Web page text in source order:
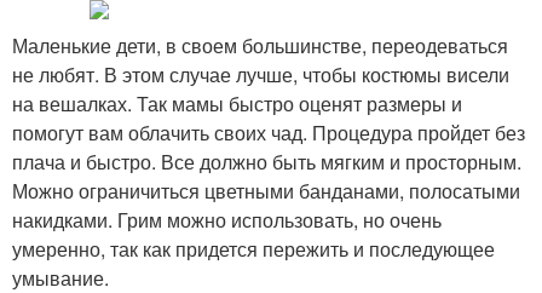
Маленькие дети, в своем большинстве, переодеваться
не любят. В этом случае лучше, чтобы костюмы висели
на вешалках. Так мамы быстро оценят размеры и
помогут вам облачить своих чад. Процедура пройдет без
плача и быстро. Все должно быть мягким и просторным.
Можно ограничиться цветными банданами, полосатыми
накидками. Грим можно использовать, но очень
умеренно, так как придется пережить и последующее
умывание.